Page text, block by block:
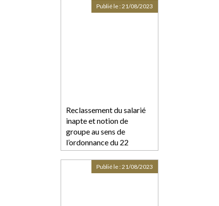
Reclassement du salarié
inapte et notion de
groupe au sens de
l’ordonnance du 22
septembre 2017
Publié le :21/08/2023
Publié le :21/08/2023